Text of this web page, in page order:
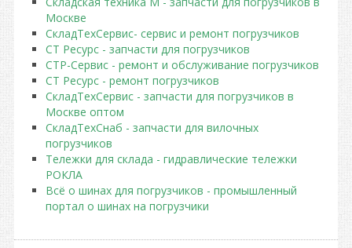
Москве
СкладТехСервис- сервис и ремонт погрузчиков
СТ Ресурс - запчасти для погрузчиков
СТР-Сервис - ремонт и обслуживание погрузчиков
СТ Ресурс - ремонт погрузчиков
СкладТехСервис - запчасти для погрузчиков в
Москве оптом
СкладТехСнаб - запчасти для вилочных
погрузчиков
Тележки для склада - гидравлические тележки
РОКЛА
Всё о шинах для погрузчиков - промышленный
портал о шинах на погрузчики